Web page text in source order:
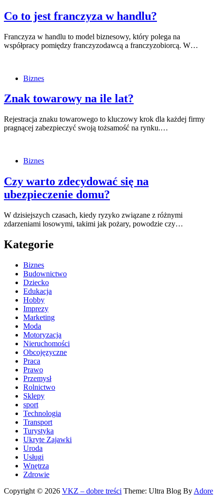
Co to jest franczyza w handlu?
Franczyza w handlu to model biznesowy, który polega na
współpracy pomiędzy franczyzodawcą a franczyzobiorcą. W…
Biznes
Znak towarowy na ile lat?
Rejestracja znaku towarowego to kluczowy krok dla każdej firmy
pragnącej zabezpieczyć swoją tożsamość na rynku.…
Biznes
Czy warto zdecydować się na
ubezpieczenie domu?
W dzisiejszych czasach, kiedy ryzyko związane z różnymi
zdarzeniami losowymi, takimi jak pożary, powodzie czy…
Kategorie
Biznes
Budownictwo
Dziecko
Edukacja
Hobby
Imprezy
Marketing
Moda
Motoryzacja
Nieruchomości
Obcojęzyczne
Praca
Prawo
Przemysł
Rolnictwo
Sklepy
sport
Technologia
Transport
Turystyka
Ukryte Zajawki
Uroda
Usługi
Wnętrza
Zdrowie
Copyright © 2026 VKZ – dobre treści Theme: Ultra Blog By Adore